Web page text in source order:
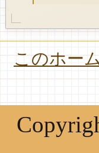
このホー